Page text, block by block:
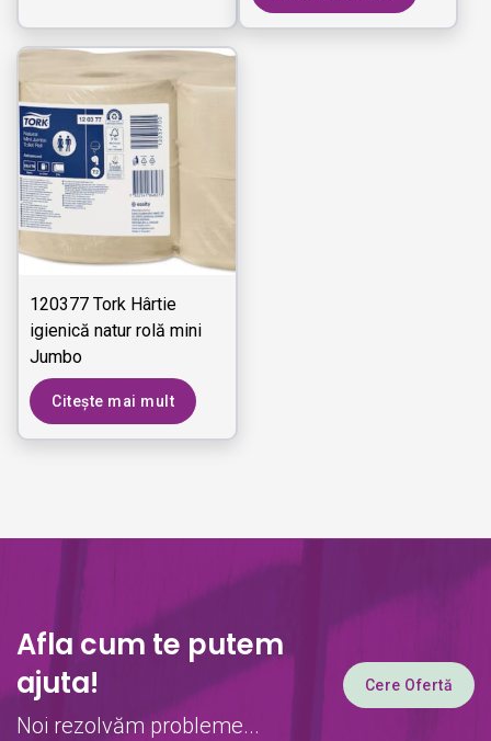
120377 Tork Hârtie
igienică natur rolă mini
Jumbo
Citește mai mult
Afla cum te putem
ajuta!
Noi rezolvăm probleme...
Cere Ofertă